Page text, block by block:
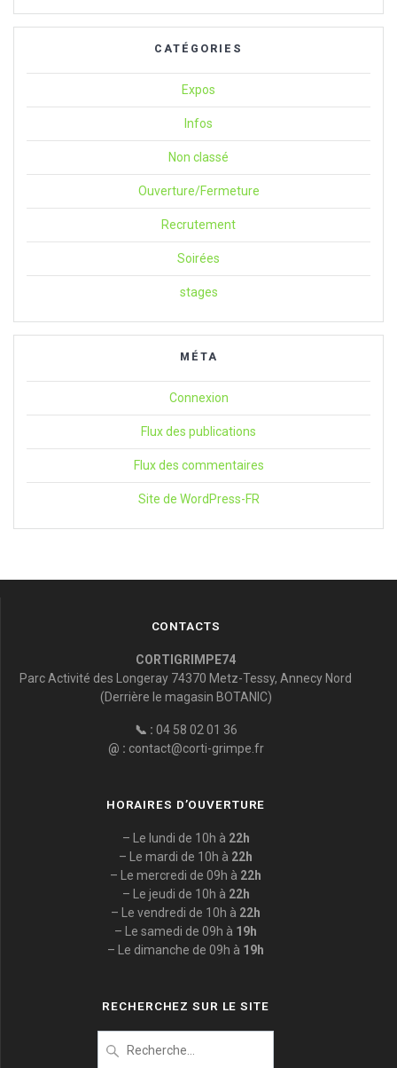
CATÉGORIES
Expos
Infos
Non classé
Ouverture/Fermeture
Recrutement
Soirées
stages
MÉTA
Connexion
Flux des publications
Flux des commentaires
Site de WordPress-FR
CONTACTS
CORTIGRIMPE74
Parc Activité des Longeray 74370 Metz-Tessy, Annecy Nord
(Derrière le magasin BOTANIC)
📞 : 04 58 02 01 36
@ : contact@corti-grimpe.fr
HORAIRES D’OUVERTURE
– Le lundi de 10h à 22h
– Le mardi de 10h à 22h
– Le mercredi de 09h à 22h
– Le jeudi de 10h à 22h
– Le vendredi de 10h à 22h
– Le samedi de 09h à 19h
– Le dimanche de 09h à 19h
RECHERCHEZ SUR LE SITE
pour